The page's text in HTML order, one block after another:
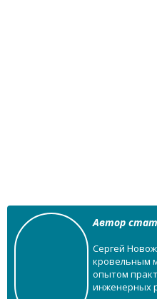
Автор
Сергей
кровельным
опытом
инженерных